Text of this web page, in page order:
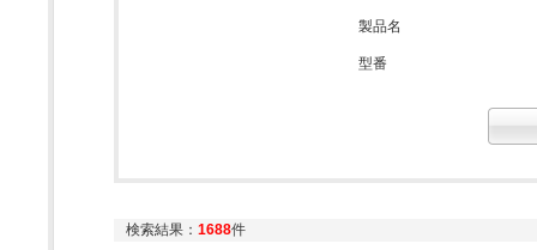
製品名
型番
検索結果： 1688件